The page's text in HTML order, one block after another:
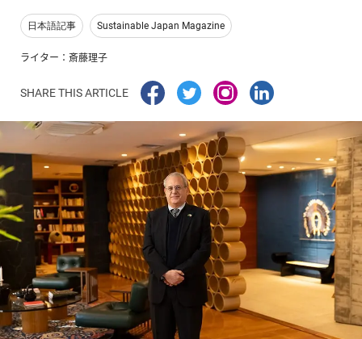
日本語記事 Sustainable Japan Magazine
ライター：斎藤理子
SHARE THIS ARTICLE